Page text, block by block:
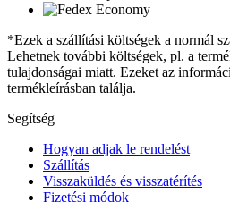
*Ezek a szállítási költségek a normál
Lehetnek további költségek, pl. a
tulajdonságai miatt. Ezeket az
termékleírásban találja.
Segítség
Hogyan adjak le rendelést
Szállítás
Visszaküldés és visszatérítés
Fizetési módok